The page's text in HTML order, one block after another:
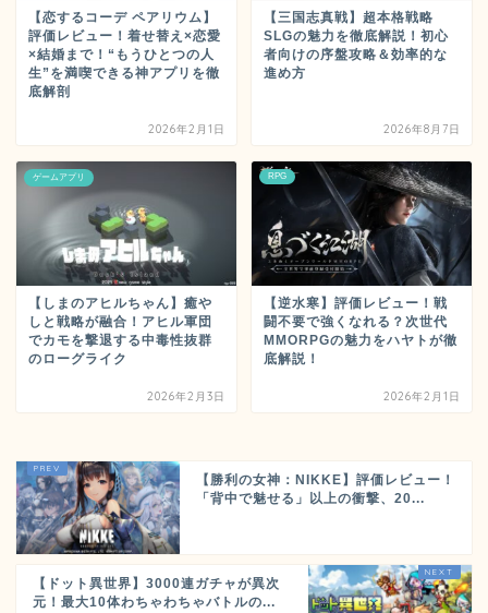
【恋するコーデ ペアリウム】
評価レビュー！着せ替え×恋愛
×結婚まで！“もうひとつの人
生”を満喫できる神アプリを徹
底解剖
2026年2月1日
【三国志真戦】超本格戦略
SLGの魅力を徹底解説！初心
者向けの序盤攻略＆効率的な
進め方
2026年8月7日
ゲームアプリ
【しまのアヒルちゃん】癒や
しと戦略が融合！アヒル軍団
でカモを撃退する中毒性抜群
のローグライク
2026年2月3日
RPG
【逆水寒】評価レビュー！戦
闘不要で強くなれる？次世代
MMORPGの魅力をハヤトが徹
底解説！
2026年2月1日
【勝利の女神：NIKKE】評価レビュー！
「背中で魅せる」以上の衝撃、20...
【ドット異世界】3000連ガチャが異次
元！最大10体わちゃわちゃバトルの...